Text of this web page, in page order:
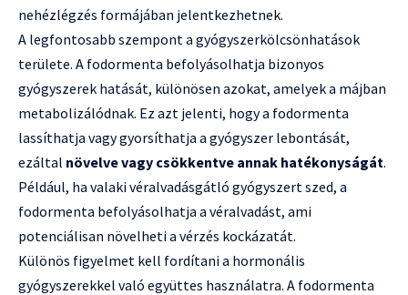
nehézlégzés formájában jelentkezhetnek.
A legfontosabb szempont a gyógyszerkölcsönhatások
területe. A fodormenta befolyásolhatja bizonyos
gyógyszerek hatását, különösen azokat, amelyek a májban
metabolizálódnak. Ez azt jelenti, hogy a fodormenta
lassíthatja vagy gyorsíthatja a gyógyszer lebontását,
ezáltal növelve vagy csökkentve annak hatékonyságát.
Például, ha valaki véralvadásgátló gyógyszert szed, a
fodormenta befolyásolhatja a véralvadást, ami
potenciálisan növelheti a vérzés kockázatát.
Különös figyelmet kell fordítani a hormonális
gyógyszerekkel való együttes használatra. A fodormenta